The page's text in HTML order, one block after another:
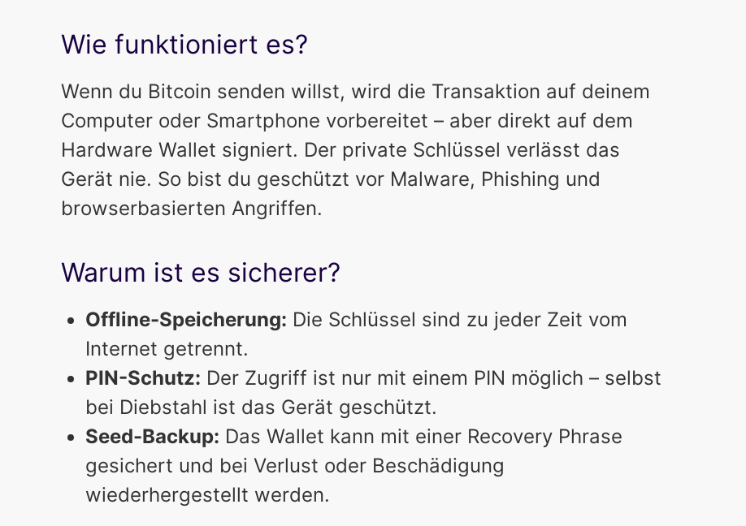
Wie funktioniert es?
Wenn du Bitcoin senden willst, wird die Transaktion auf deinem
Computer oder Smartphone vorbereitet – aber direkt auf dem
Hardware Wallet signiert. Der private Schlüssel verlässt das
Gerät nie. So bist du geschützt vor Malware, Phishing und
browserbasierten Angriffen.
Warum ist es sicherer?
Offline-Speicherung: Die Schlüssel sind zu jeder Zeit vom
Internet getrennt.
PIN-Schutz: Der Zugriff ist nur mit einem PIN möglich – selbst
bei Diebstahl ist das Gerät geschützt.
Seed-Backup: Das Wallet kann mit einer Recovery Phrase
gesichert und bei Verlust oder Beschädigung
wiederhergestellt werden.